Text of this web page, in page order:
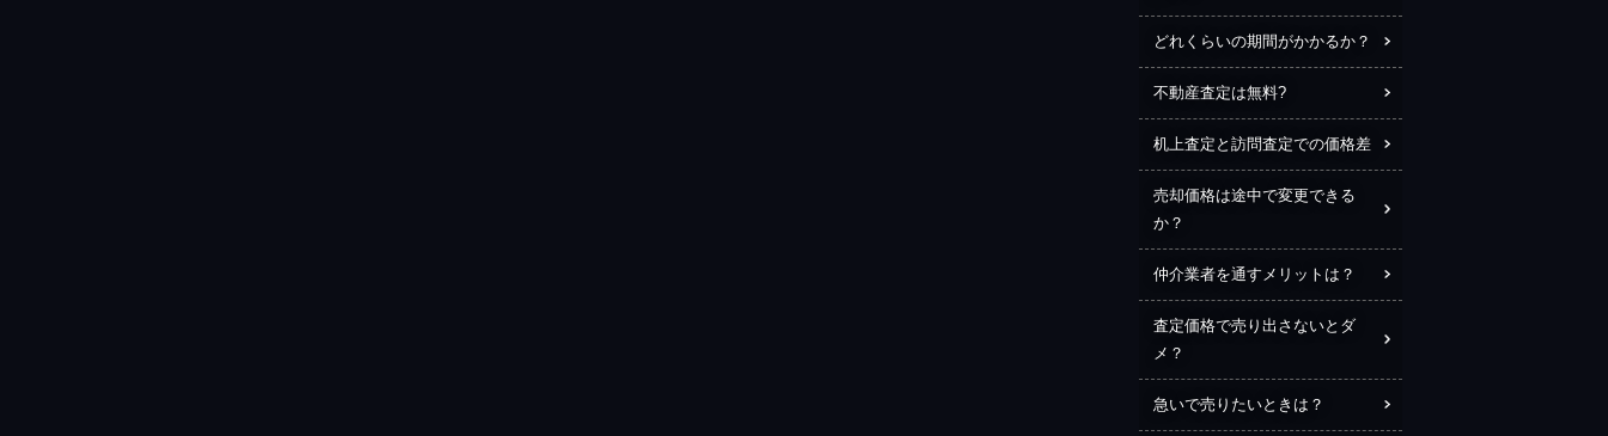
どれくらいの期間がかかるか？
不動産査定は無料?
机上査定と訪問査定での価格差
売却価格は途中で変更できる
か？
仲介業者を通すメリットは？
査定価格で売り出さないとダ
メ？
急いで売りたいときは？